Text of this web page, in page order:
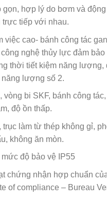
gọn, hợp lý do bơm và
tiếp với nhau.
việc cao- bánh công tác
nghệ thủy lực đảm bảo
thời tiết kiệm năng lượng,
lượng số 2.
vòng bi SKF, bánh công
độ ồn thấp.
trục làm từ thép không gỉ,
không ăn mòn.
độ bảo vệ IP55
chứng nhận hợp chuẩn
of compliance – Bureau